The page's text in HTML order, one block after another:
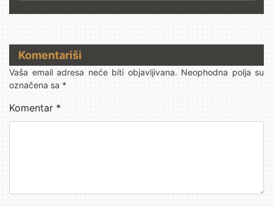
Komentariši
Vaša email adresa neće biti objavljivana. Neophodna polja su
označena sa*
Komentar *